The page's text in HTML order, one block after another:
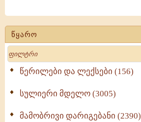
წყარო
Search
წერილები და ლექსები (156)
სულიერი მდელო (3005)
მამობრივი დარიგებანი (2390)